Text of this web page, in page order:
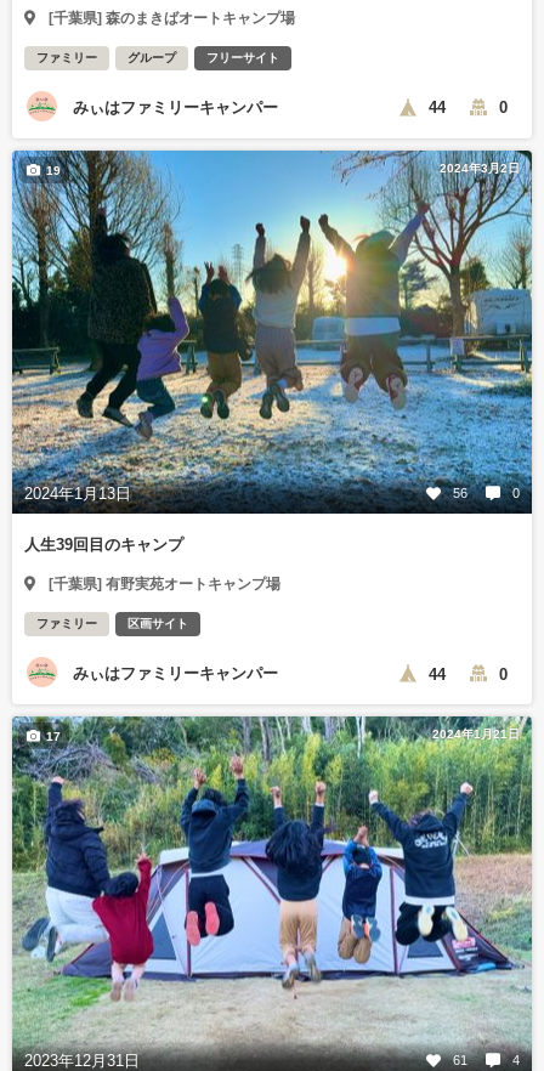
[千葉県] 森のまきばオートキャンプ場
ファミリー グループ フリーサイト
みぃはファミリーキャンパー 44 0
2024年3月2日
2024年1月13日 56 0
19
人生39回目のキャンプ
[千葉県] 有野実苑オートキャンプ場
ファミリー 区画サイト
みぃはファミリーキャンパー 44 0
2024年1月21日
2023年12月31日 61 4
17